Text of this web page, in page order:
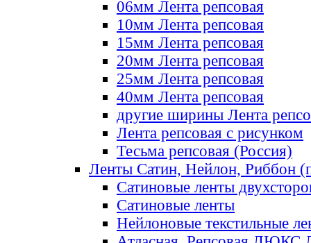
06мм Лента репсовая
10мм Лента репсовая
15мм Лента репсовая
20мм Лента репсовая
25мм Лента репсовая
40мм Лента репсовая
другие ширины Лента
Лента репсовая с рисунком
Тесьма репсовая (Россия)
Ленты Сатин, Нейлон, Риббон
Сатиновые ленты
Сатиновые ленты
Нейлоновые текстильные